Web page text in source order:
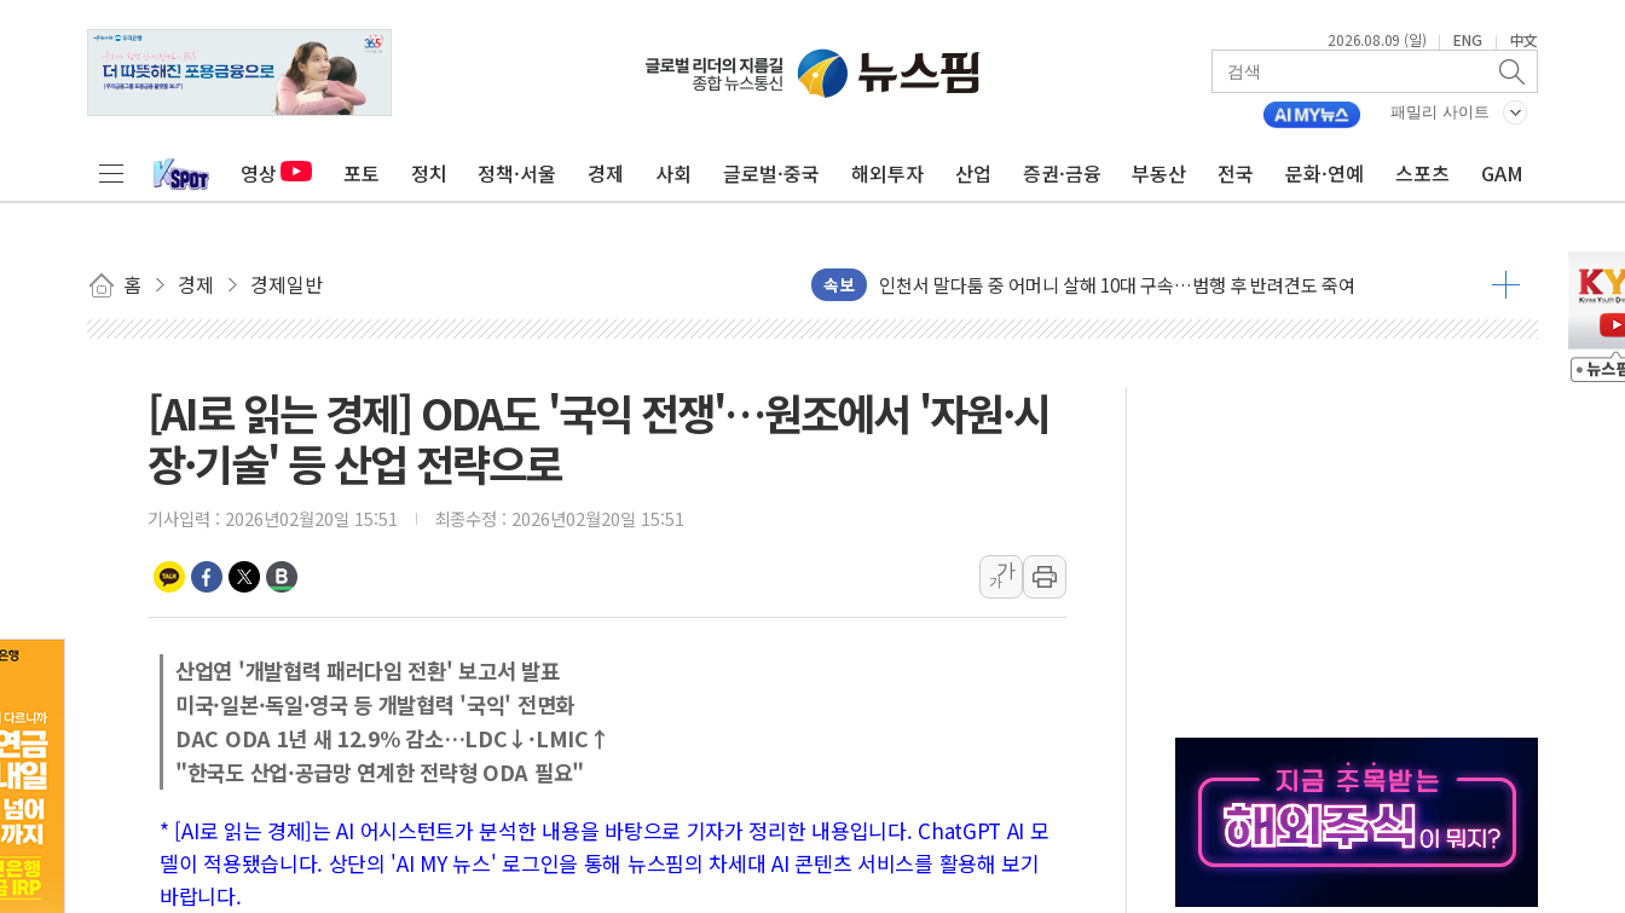
2026.08.09 (일) | ENG | 中文
패밀리 사이트
영상 포토 정치 정책·서울 경제 사회 글로벌·중국 해외투자 산업 증권·금융 부동산 전국 문화·연예 스포츠 GAM
홈 경제 경제일반 속보
[종합] 김민석, 정청래에 누적 '1.48%p' 차 선두 유지...金 46.01% vs 鄭 44.53%
민주당 경북도당위원장에 오중기 당선...합산득표율 68.63%
김민석, 강원·대구·경북 경선서 정청래에 승리…金 48.54% vs 鄭 44.40%
[속보] 민주, 강원·대구·경북 경선 결과...김민석 48.54% 정청래 44.40%
[속보] 민주, 대구 경선 결과 발표...정청래 47.82% 김민석 46.35% 송영길 5.83%
[속보] 민주, 강원 경선 결과 발표...김민석 50.30% 정청래 41.94% 송영길 7.76%
인천시 광복절 현수막 '태극기 거꾸로' 논란…이틀만에 철거
병무청, 보충역 전면 손질… 예술·체육요원 최대 33% 감축
여야, 황희 '버스 하우스' 공방…野 "청년 우롱 기괴" vs 與 "송구한 해프닝"
풀무원재단, '국제과학연극제 2026'서 어린이 과학연극 2편 수상
현대그린푸드 '텍사스로드하우스' 잠실점, 직장인 핫플레이스로 부상
與 "세제개편안 8월 말 당정 조율 완료…초고가·비거주 1주택 등 여론 수렴"
[AI로 읽는 경제] ODA도 '국익 전쟁'…원조에서 '자원·시
장·기술' 등 산업 전략으로
기사입력 : 2026년02월20일 15:51 최종수정 : 2026년02월20일 15:51
가
가
산업연 '개발협력 패러다임 전환' 보고서 발표
미국·일본·독일·영국 등 개발협력 '국익' 전면화
DAC ODA 1년 새 12.9% 감소…LDC↓·LMIC↑
"한국도 산업·공급망 연계한 전략형 ODA 필요"
* [AI로 읽는 경제]는 AI 어시스턴트가 분석한 내용을 바탕으로 기자가 정리한 내용입니다. ChatGPT AI 모
델이 적용됐습니다. 상단의 'AI MY 뉴스' 로그인을 통해 뉴스핌의 차세대 AI 콘텐츠 서비스를 활용해 보기
바랍니다.